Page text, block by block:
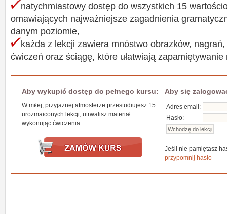
natychmiastowy dostęp do wszystkich 15
omawiających najważniejsze zagadnienia
danym poziomie,
każda z lekcji zawiera mnóstwo obrazków,
ćwiczeń oraz ściągę, które ułatwiają zapamiętywanie
Aby wykupić dostęp do pełnego kursu:
W miłej, przyjaznej atmosferze przestudiujesz 15
urozmaiconych lekcji, utrwalisz materiał
wykonując ćwiczenia.
Aby się
Adres email:
Hasło:
Jeśli nie pamiętasz
przypomnij hasło